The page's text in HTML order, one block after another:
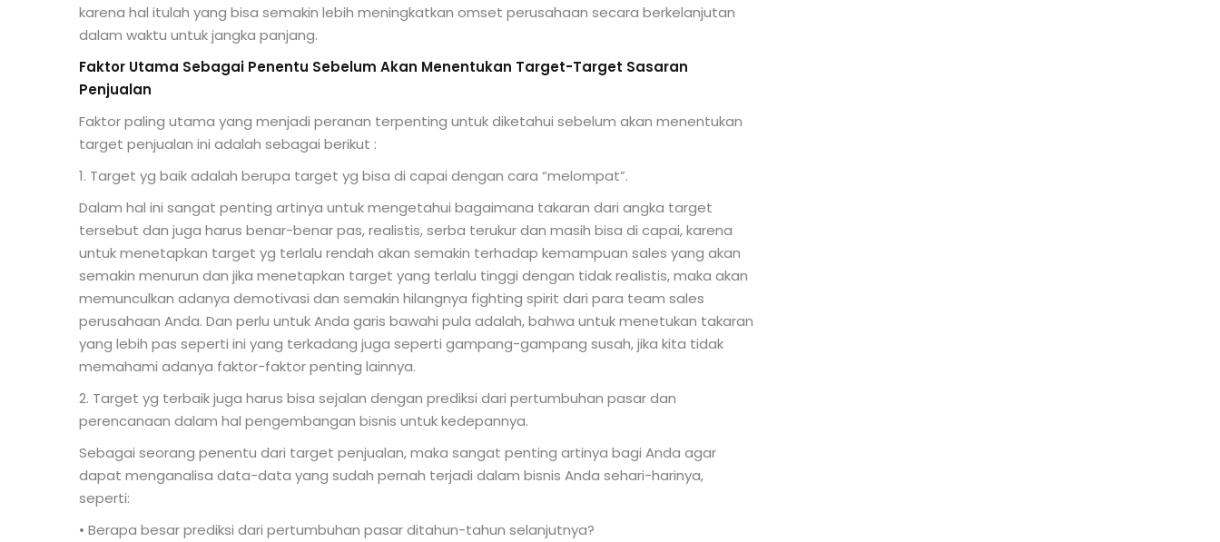
karena hal itulah yang bisa semakin lebih meningkatkan omset perusahaan secara berkelanjutan
dalam waktu untuk jangka panjang.
Faktor Utama Sebagai Penentu Sebelum Akan Menentukan Target-Target Sasaran
Penjualan
Faktor paling utama yang menjadi peranan terpenting untuk diketahui sebelum akan menentukan
target penjualan ini adalah sebagai berikut :
1. Target yg baik adalah berupa target yg bisa di capai dengan cara “melompat”.
Dalam hal ini sangat penting artinya untuk mengetahui bagaimana takaran dari angka target
tersebut dan juga harus benar-benar pas, realistis, serba terukur dan masih bisa di capai, karena
untuk menetapkan target yg terlalu rendah akan semakin terhadap kemampuan sales yang akan
semakin menurun dan jika menetapkan target yang terlalu tinggi dengan tidak realistis, maka akan
memunculkan adanya demotivasi dan semakin hilangnya fighting spirit dari para team sales
perusahaan Anda. Dan perlu untuk Anda garis bawahi pula adalah, bahwa untuk menetukan takaran
yang lebih pas seperti ini yang terkadang juga seperti gampang-gampang susah, jika kita tidak
memahami adanya faktor-faktor penting lainnya.
2. Target yg terbaik juga harus bisa sejalan dengan prediksi dari pertumbuhan pasar dan
perencanaan dalam hal pengembangan bisnis untuk kedepannya.
Sebagai seorang penentu dari target penjualan, maka sangat penting artinya bagi Anda agar
dapat menganalisa data-data yang sudah pernah terjadi dalam bisnis Anda sehari-harinya,
seperti:
• Berapa besar prediksi dari pertumbuhan pasar ditahun-tahun selanjutnya?